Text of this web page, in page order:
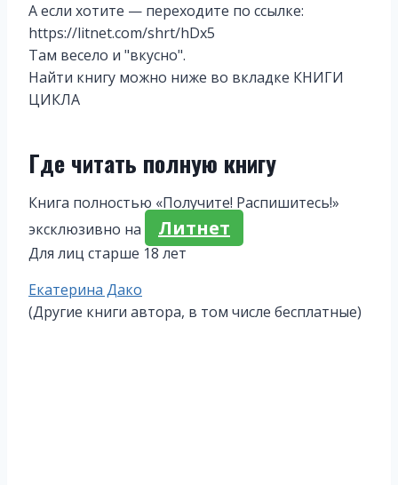
А если хотите — переходите по ссылке:
https://litnet.com/shrt/hDx5
Там весело и "вкусно".
Найти книгу можно ниже во вкладке КНИГИ
ЦИКЛА
Где читать полную книгу
Книга полностью «Получите! Распишитесь!»
эксклюзивно на
Литнет
Для лиц старше 18 лет
Метки
записи:
Екатерина Дако
(Другие книги автора, в том числе бесплатные)